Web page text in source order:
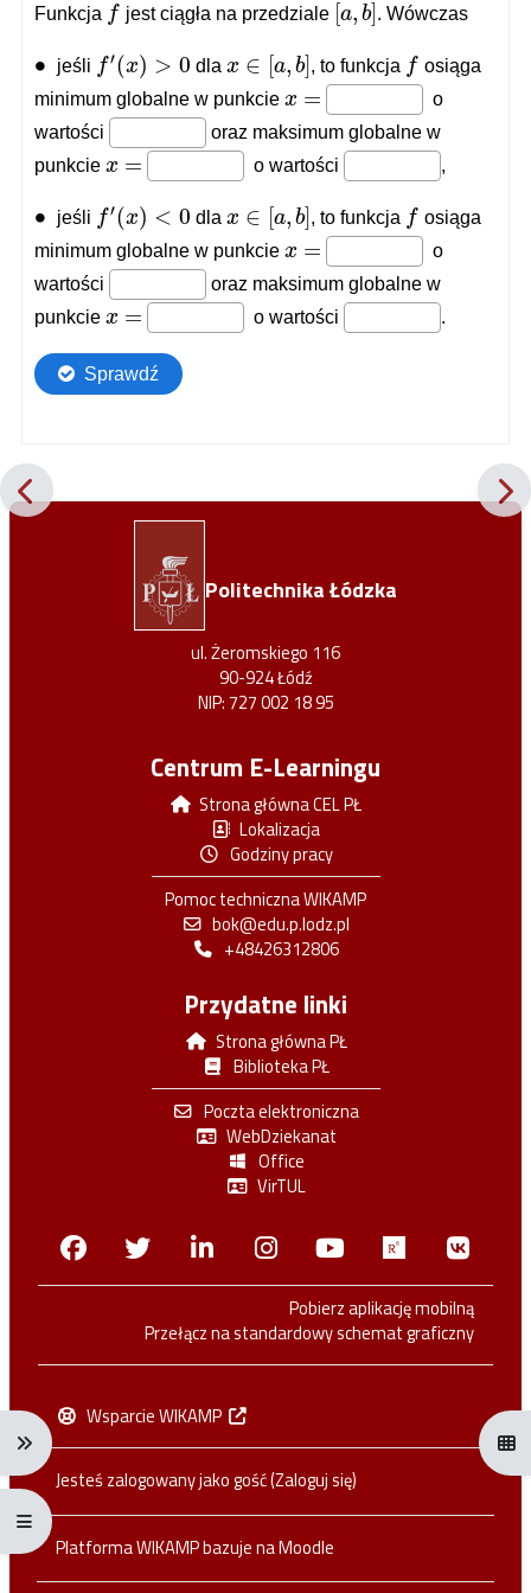
Politechnika Łódzka
ul. Żeromskiego 116
90-924 Łódź
NIP: 727 002 18 95
Centrum E-Learningu
Strona główna CEL PŁ
Lokalizacja
Godziny pracy
Pomoc techniczna WIKAMP
bok@edu.p.lodz.pl
+48426312806
Przydatne linki
Strona główna PŁ
Biblioteka PŁ
Poczta elektroniczna
WebDziekanat
Office
VirTUL
FacebookTwitterLinkedinInstagram
Youtube
Pobierz aplikację mobilną
Przełącz na standardowy schemat graficzny
Wsparcie WIKAMP
Jesteś zalogowany jako gość (Zaloguj się)
Platforma WIKAMP bazuje naMoodle
Rozwiń menu nawigacji: Ctrl + Alt + →
Rozwiń menu pełnoekranowe: Ctrl + Alt + f